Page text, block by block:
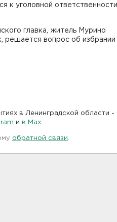
к уголовной
главка, житель Мурино
решается вопрос об
в Ленинградской области -
и в Maх
обратной связи